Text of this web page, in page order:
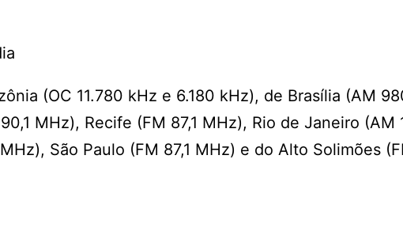
(OC 11.780 kHz e 6.180 kHz), de Brasília (AM
MHz), Recife (FM 87,1 MHz), Rio de Janeiro (AM
São Paulo (FM 87,1 MHz) e do Alto Solimões